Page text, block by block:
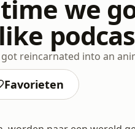
we
reincarnated into an
Favorieten